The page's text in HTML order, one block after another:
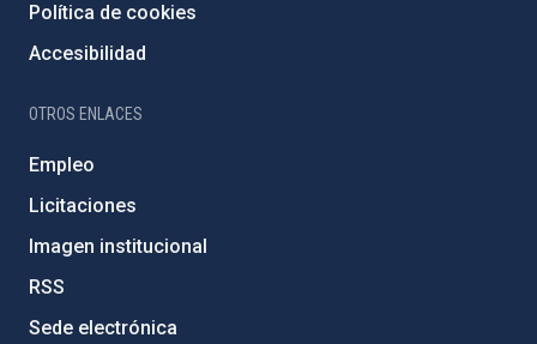
Política de cookies
Accesibilidad
OTROS ENLACES
Empleo
Licitaciones
Imagen institucional
RSS
Sede electrónica